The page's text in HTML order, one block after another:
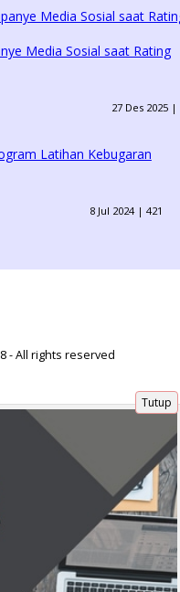
Media Sosial saat Rating
27 Des 2025 |
Latihan Kebugaran
8 Jul 2024 | 421
- All rights reserved
Tutup